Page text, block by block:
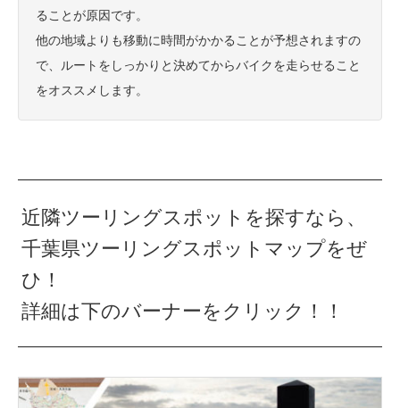
ることが原因です。
他の地域よりも移動に時間がかかることが予想されますの
で、ルートをしっかりと決めてからバイクを走らせること
をオススメします。
近隣ツーリングスポットを探すなら、
千葉県ツーリングスポットマップをぜ
ひ！
詳細は下のバーナーをクリック！！